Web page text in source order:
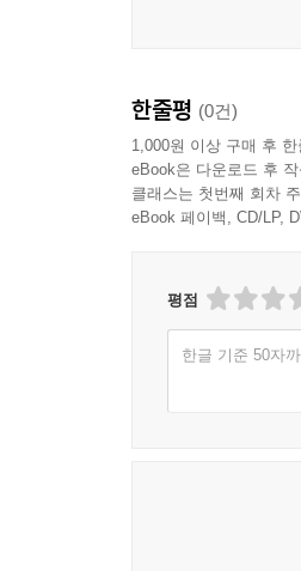
잡은 개념어마다 ‘한
주조한 학자의 언어
안에 필수적인 내용
수록했다.
한줄평 (0건)
1,000원 이상 구매 후 한
eBook은 다운로드 후
클래스는 첫번째 회차
eBook 페이백, CD/LP,
평점
한글 기준 50자